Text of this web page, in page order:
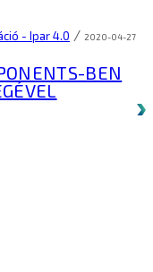
- Ipar 4.0 / 2020-04-27
BEN